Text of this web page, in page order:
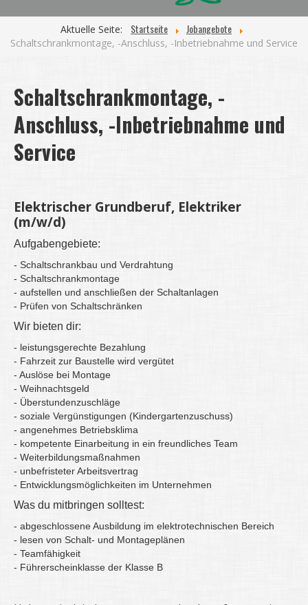
Aktuelle Seite: Startseite Jobangebote
Schaltschrankmontage, -Anschluss, -Inbetriebnahme und Service
Schaltschrankmontage, -
Anschluss, -Inbetriebnahme und
Service
Elektrischer Grundberuf, Elektriker
(m/w/d)
Aufgabengebiete:
- Schaltschrankbau und Verdrahtung
- Schaltschrankmontage
- aufstellen und anschließen der Schaltanlagen
- Prüfen von Schaltschränken
Wir bieten dir:
- leistungsgerechte Bezahlung
- Fahrzeit zur Baustelle wird vergütet
- Auslöse bei Montage
- Weihnachtsgeld
- Überstundenzuschläge
- soziale Vergünstigungen (Kindergartenzuschuss)
- angenehmes Betriebsklima
- kompetente Einarbeitung in ein freundliches Team
- Weiterbildungsmaßnahmen
- unbefristeter Arbeitsvertrag
- Entwicklungsmöglichkeiten im Unternehmen
Was du mitbringen solltest:
- abgeschlossene Ausbildung im elektrotechnischen Bereich
- lesen von Schalt- und Montageplänen
- Teamfähigkeit
- Führerscheinklasse der Klasse B